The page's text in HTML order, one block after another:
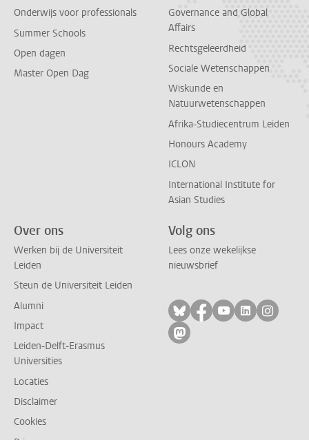
Onderwijs voor professionals
Summer Schools
Open dagen
Master Open Dag
Governance and Global
Affairs
Rechtsgeleerdheid
Sociale Wetenschappen
Wiskunde en
Natuurwetenschappen
Afrika-Studiecentrum Leiden
Honours Academy
ICLON
International Institute for
Asian Studies
Over ons
Werken bij de Universiteit
Leiden
Steun de Universiteit Leiden
Alumni
Impact
Leiden-Delft-Erasmus
Universities
Locaties
Disclaimer
Cookies
Volg ons
Lees onze wekelijkse
nieuwsbrief
Volg ons op bluesky
Volg ons op
Volg ons op
Volg ons
Volg
Volg ons op mastodon